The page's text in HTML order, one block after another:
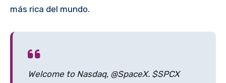
más rica del mundo.
Welcome to Nasdaq, @SpaceX. $SPCX